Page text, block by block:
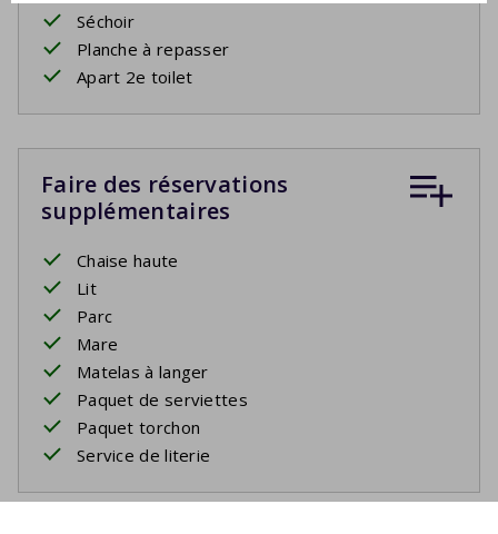
Séchoir
Planche à repasser
Apart 2e toilet
Faire des réservations
supplémentaires
Chaise haute
Lit
Parc
Mare
Matelas à langer
Paquet de serviettes
Paquet torchon
Service de literie